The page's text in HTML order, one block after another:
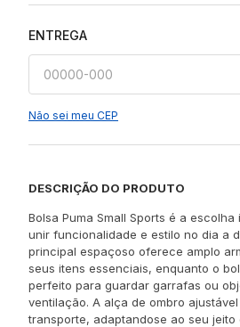
ENTREGA
Não sei meu CEP
DESCRIÇÃO DO PRODUTO
Bolsa Puma Small Sports é a
unir funcionalidade e estilo no dia a
principal espaçoso oferece amplo
seus itens essenciais, enquanto o
perfeito para guardar garrafas ou
ventilação. A alça de ombro
transporte, adaptandose ao seu jeito